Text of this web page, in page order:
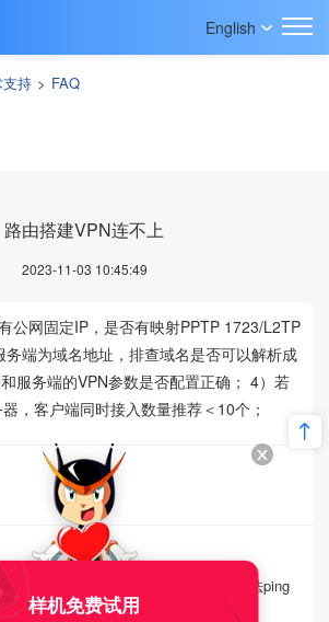
English
持 > FAQ
路由搭建VPN连不上
2023-11-03 10:45:49
公网固定IP，是否有映射PPTP 1723/L2TP
端为域名地址，排查域名是否可以解析成
服务端的VPN参数是否配置正确； 4）若
，客户端同时接入数量推荐＜10个；
连接VPN服务端正常，但是服务端无法ping
样机免费试用